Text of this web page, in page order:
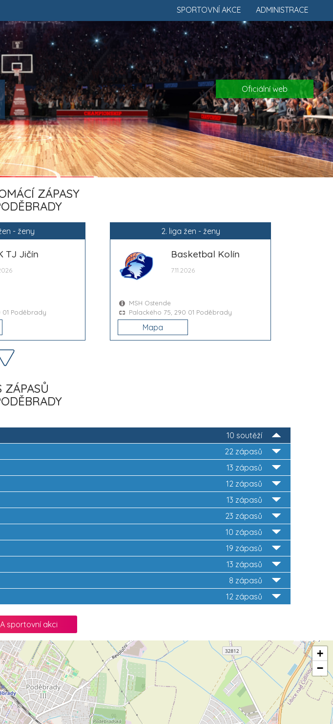
ADMINISTRACE
SPORTOVNÍ AKCE
Oficiální web
ZÁPASY
- ženy
TJ Jičín
01 Poděbrady
2. liga žen - ženy
Basketbal Kolín
7.11.2026
MSH Ostende
Palackého 75, 290 01 Poděbrady
Mapa
ZÁPASŮ
10 soutěží
22 zápasů
13 zápasů
12 zápasů
13 zápasů
23 zápasů
10 zápasů
19 zápasů
13 zápasů
8 zápasů
12 zápasů
sportovní akci
+
−